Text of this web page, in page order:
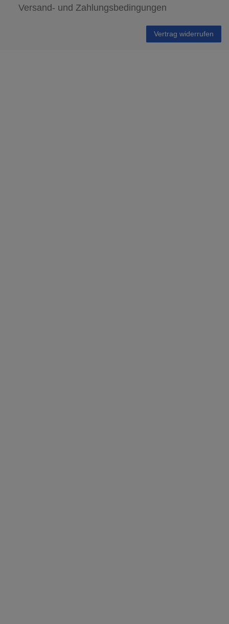
Versand- und Zahlungsbedingungen
Vertrag widerrufen